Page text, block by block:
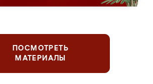
ПОСМОТРЕТЬ
МАТЕРИАЛЫ